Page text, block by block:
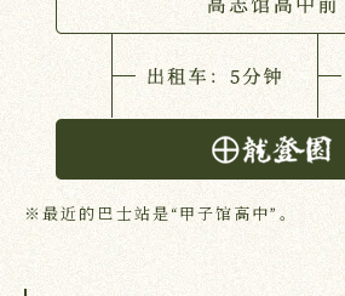
※最近的巴士站是“甲子馆高中”。